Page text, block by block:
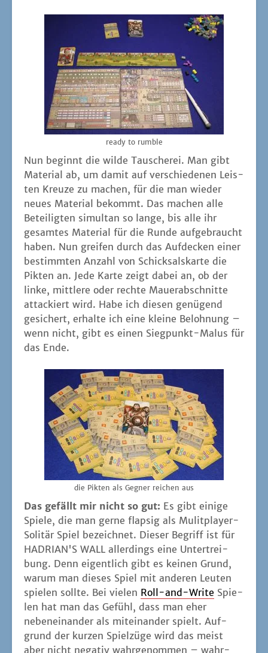
rea­dy to rumble
Nun beginnt die wil­de Tau­sche­rei. Man gibt
Mate­ri­al ab, um damit auf ver­schie­de­nen Leis­
ten Kreu­ze zu machen, für die man wie­der
neu­es Mate­ri­al bekommt. Das machen alle
Betei­lig­ten simul­tan so lan­ge, bis alle ihr
gesam­tes Mate­ri­al für die Run­de auf­ge­braucht
haben. Nun grei­fen durch das Auf­de­cken einer
bestimm­ten Anzahl von Schick­sals­kar­te die
Pik­ten an. Jede Kar­te zeigt dabei an, ob der
lin­ke, mitt­le­re oder rech­te Mau­er­ab­schnit­te
atta­ckiert wird. Habe ich die­sen genü­gend
gesi­chert, erhal­te ich eine klei­ne Beloh­nung –
wenn nicht, gibt es einen Sieg­punkt-Malus für
das Ende.
die Pik­ten als Geg­ner rei­chen aus
Das gefällt mir nicht so gut: Es gibt eini­ge
Spie­le, die man ger­ne flap­sig als Mulit­play­er-
Soli­tär Spiel bezeich­net. Die­ser Begriff ist für
HADRIAN'S WALL aller­dings eine Unter­trei­
bung. Denn eigent­lich gibt es kei­nen Grund,
war­um man die­ses Spiel mit ande­ren Leu­ten
spie­len soll­te. Bei vie­len Roll-and-Wri­te Spie­
len hat man das Gefühl, dass man eher
neben­ein­an­der als mit­ein­an­der spielt. Auf­
grund der kur­zen Spiel­zü­ge wird das meist
aber nicht nega­tiv wahr­ge­nom­men – wahr­